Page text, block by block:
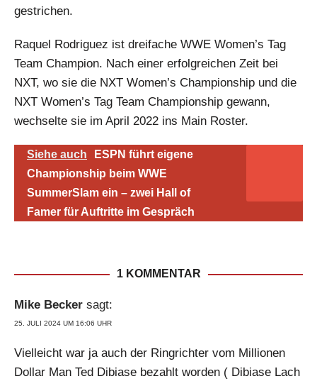
gestrichen.
Raquel Rodriguez ist dreifache WWE Women’s Tag
Team Champion. Nach einer erfolgreichen Zeit bei
NXT, wo sie die NXT Women’s Championship und die
NXT Women’s Tag Team Championship gewann,
wechselte sie im April 2022 ins Main Roster.
Siehe auch
ESPN führt eigene
Championship beim WWE
SummerSlam ein – zwei Hall of
Famer für Auftritte im Gespräch
1 KOMMENTAR
Mike Becker sagt:
25. JULI 2024 UM 16:06 UHR
Vielleicht war ja auch der Ringrichter vom Millionen
Dollar Man Ted Dibiase bezahlt worden ( Dibiase Lach